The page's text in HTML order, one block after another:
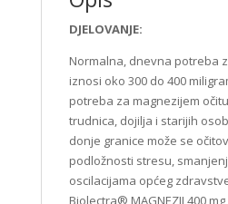
DJELOVANJE:
Normalna, dnevna potreba
iznosi oko 300 do 400
potreba za magnezijem
trudnica, dojilja i starijih
donje granice može se
podložnosti stresu,
oscilacijama općeg
Biolectra® MAGNEZIJ 400